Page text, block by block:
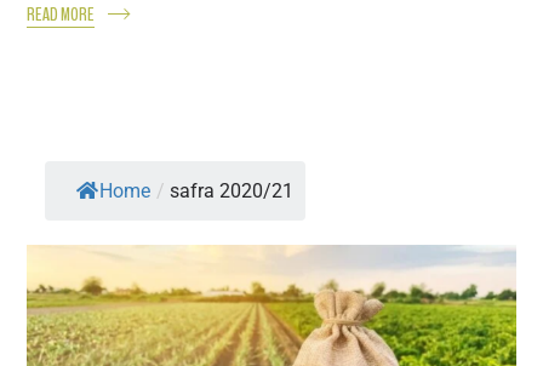
READ MORE
Home / safra 2020/21